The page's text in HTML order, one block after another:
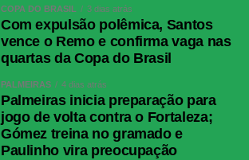
COPA DO BRASIL 3 dias atrás
Com expulsão polêmica, Santos
vence o Remo e confirma vaga nas
quartas da Copa do Brasil
PALMEIRAS 4 dias atrás
Palmeiras inicia preparação para
jogo de volta contra o Fortaleza;
Gómez treina no gramado e
Paulinho vira preocupação